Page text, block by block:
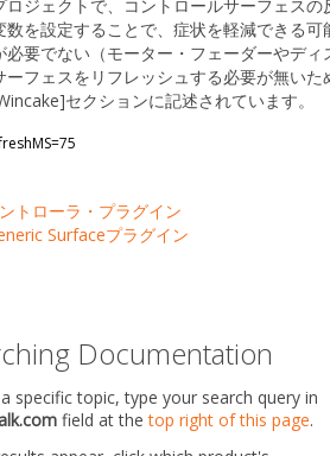
ロジェクトで、コントロールサーフェス
数を設定することで、症状を軽減できる可
必要でない（モーター・フェーダーやデ
ーフェスをリフレッシュする必要が無い
セクションに記述されています。
トローラ・プラグイン
Surfaceプラグイン
Documentation
specific topic, type your search query in
field at thetop right of this page.